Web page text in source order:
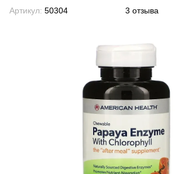
Артикул: 50304 3 отзыва